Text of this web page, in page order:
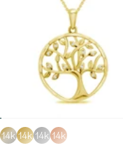
14k 14k 14k 14k